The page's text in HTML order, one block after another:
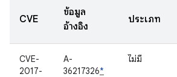
CVE
ข้อมูล
อ้างอิง
ประเภท
CVE-
2017-
A-
36217326*
ไม่มี